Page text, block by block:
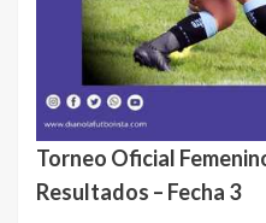
Torneo Oficial
Resultados – Fecha 3